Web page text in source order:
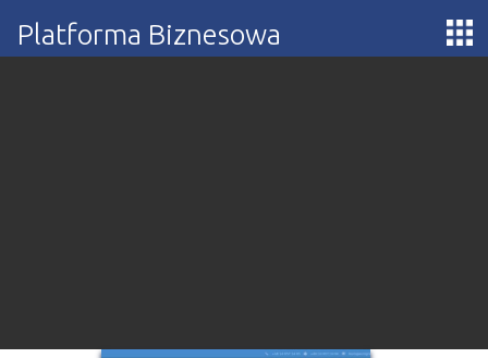
Platforma Biznesowa